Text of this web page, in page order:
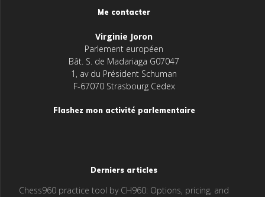
Me contacter
Virginie Joron
Parlement européen
Bât. S. de Madariaga G07047
1, av du Président Schuman
F-67070 Strasbourg Cedex
Flashez mon activité parlementaire
Derniers articles
Chess960 practice tool by CH960: Options, pricing, and